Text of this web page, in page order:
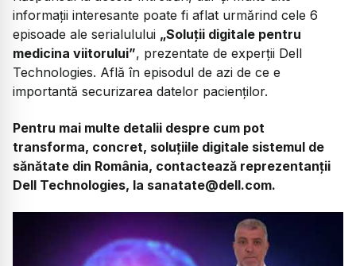
informații interesante poate fi aflat urmărind cele 6
episoade ale serialulului „Soluții digitale pentru
medicina viitorului”, prezentate de experții Dell
Technologies. Află în episodul de azi de ce e
importantă securizarea datelor pacienților.
Pentru mai multe detalii despre cum pot
transforma, concret, soluțiile digitale sistemul de
sănătate din România, contactează reprezentanții
Dell Technologies, la sanatate@dell.com.